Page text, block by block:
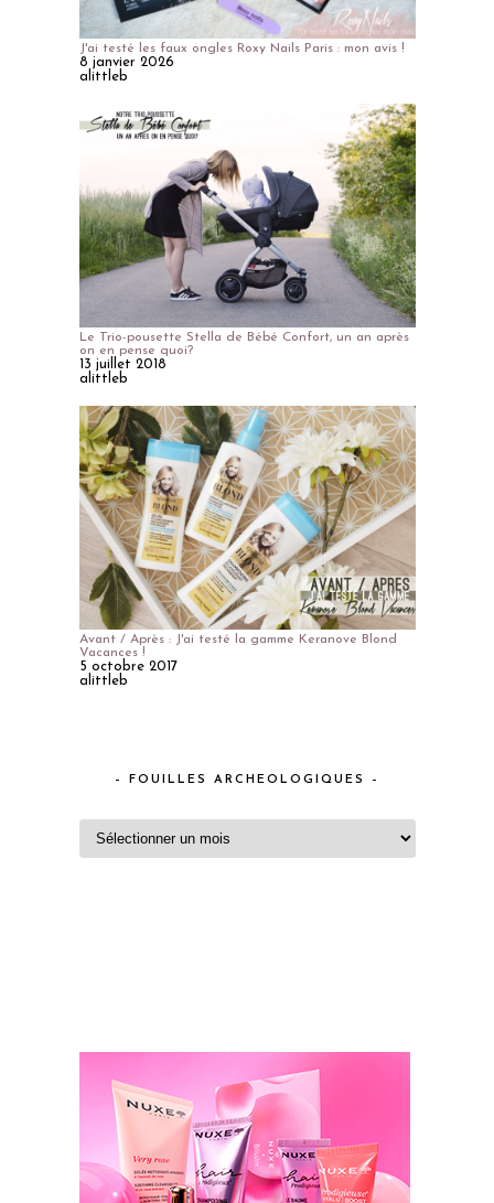
J'ai testé les faux ongles Roxy Nails Paris : mon avis !
8 janvier 2026
alittleb
Le Trio-pousette Stella de Bébé Confort, un an après
on en pense quoi?
13 juillet 2018
alittleb
Avant / Après : J'ai testé la gamme Keranove Blond
Vacances !
5 octobre 2017
alittleb
– FOUILLES ARCHEOLOGIQUES –